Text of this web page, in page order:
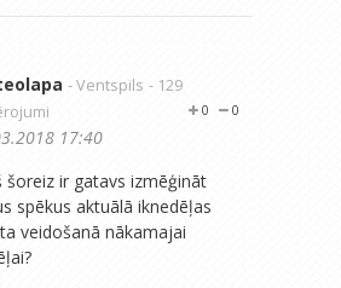
- Ventspils - 129
0
0
17:40
šoreiz ir gatavs izmēģināt
spēkus aktuālā iknedēļas
veidošanā nākamajai